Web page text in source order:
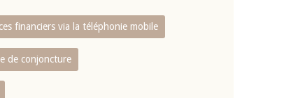
financiers via la téléphonie mobile
de conjoncture